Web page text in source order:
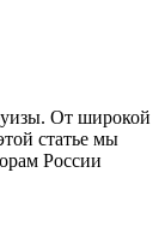
От широкой
статье мы
России